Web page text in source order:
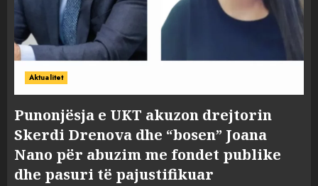
Aktualitet
Punonjësja e UKT akuzon drejtorin
Skerdi Drenova dhe “bosen” Joana
Nano për abuzim me fondet publike
dhe pasuri të pajustifikuar